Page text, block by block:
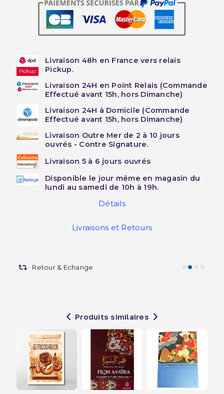
Livraison 48h en France vers relais
Pickup.
Livraison 24H en Point Relais (Commande
Effectué avant 15h, hors Dimanche)
Livraison 24H à Domicile (Commande
Effectué avant 15h, hors Dimanche)
Livraison Outre Mer de 2 à 10 jours
ouvrés - Contre Signature.
Livraison 5 à 6 jours ouvrés
Disponible le jour même en magasin du
lundi au samedi de 10h à 19h.
Détails
Livraisons et Retours
Retour & Echange
Produits similaires